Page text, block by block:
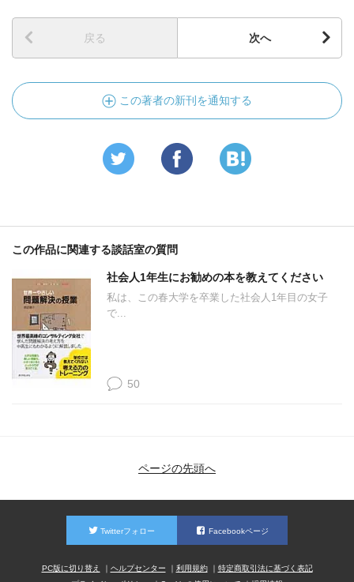
戻る 次へ
この著者の新刊を通知する
この作品に関連する談話室の質問
社会人1年生にお勧めの本を教えてください
私は、この春大学を卒業した社会人1年目の女子
で...
50
ページの先頭へ
Twitterフォロー Facebookページ
PC版に切り替え ヘルプセンター 利用規約
特定商取引法に基づく表記